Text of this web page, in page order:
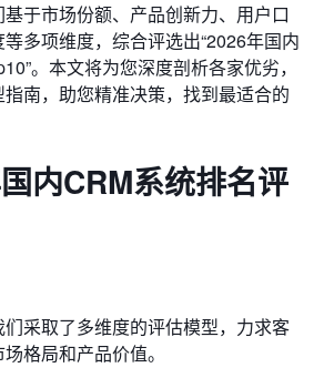
于市场份额、产品创新力、用户口
多项维度，综合评选出“2026年国内
。本文将为您深度剖析各家优劣，
南，助您精准决策，找到最适合的
内CRM系统排名评
采取了多维度的评估模型，力求客
格局和产品价值。